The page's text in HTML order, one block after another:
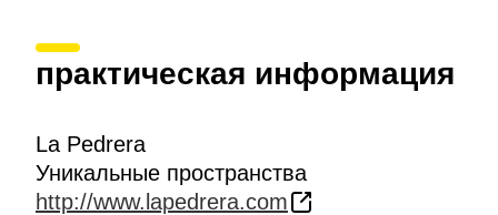
практическая информация
La Pedrera
Уникальные пространства
http://www.lapedrera.com